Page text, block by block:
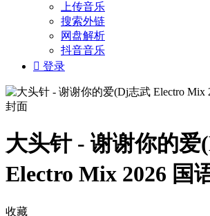
上传音乐
搜索外链
网盘解析
抖音音乐
 登录
大头针 - 谢谢你的爱
Electro Mix 2026 国
收藏